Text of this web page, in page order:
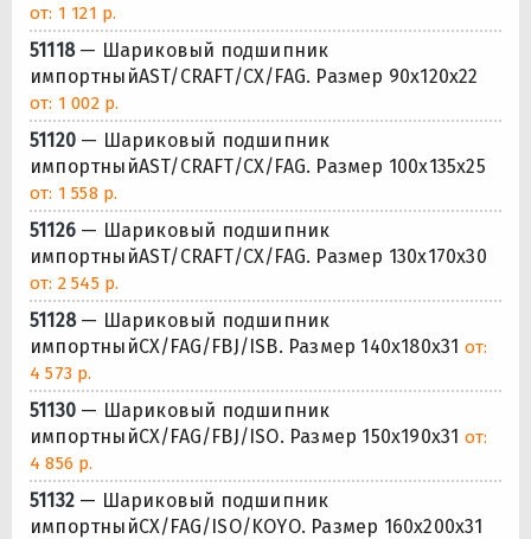
от: 1 121 р.
51118— Шариковый подшипник
импортныйAST/CRAFT/CX/FAG. Размер 90x120x22
от: 1 002 р.
51120— Шариковый подшипник
импортныйAST/CRAFT/CX/FAG. Размер 100x135x25
от: 1 558 р.
51126— Шариковый подшипник
импортныйAST/CRAFT/CX/FAG. Размер 130x170x30
от: 2 545 р.
51128— Шариковый подшипник
импортныйCX/FAG/FBJ/ISB. Размер 140x180x31 от:
4 573 р.
51130— Шариковый подшипник
импортныйCX/FAG/FBJ/ISO. Размер 150x190x31 от:
4 856 р.
51132— Шариковый подшипник
импортныйCX/FAG/ISO/KOYO. Размер 160x200x31